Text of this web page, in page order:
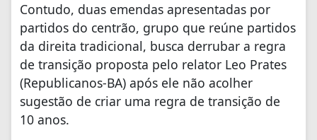
Contudo, duas emendas apresentadas por
partidos do centrão, grupo que reúne partidos
da direita tradicional, busca derrubar a regra
de transição proposta pelo relator Leo Prates
(Republicanos-BA) após ele não acolher
sugestão de criar uma regra de transição de
10 anos.